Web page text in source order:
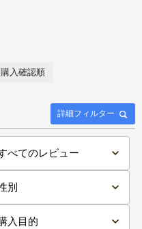
詳細フィルター
購入確認順